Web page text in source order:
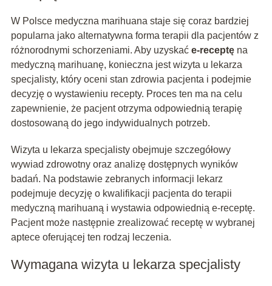
W Polsce medyczna marihuana staje się coraz bardziej
popularna jako alternatywna forma terapii dla pacjentów z
różnorodnymi schorzeniami. Aby uzyskać e-receptęna
medyczną marihuanę, konieczna jest wizyta u lekarza
specjalisty, który oceni stan zdrowia pacjenta i podejmie
decyzję o wystawieniu recepty. Proces ten ma na celu
zapewnienie, że pacjent otrzyma odpowiednią terapię
dostosowaną do jego indywidualnych potrzeb.
Wizyta u lekarza specjalisty obejmuje szczegółowy
wywiad zdrowotny oraz analizę dostępnych wyników
badań. Na podstawie zebranych informacji lekarz
podejmuje decyzję o kwalifikacji pacjenta do terapii
medyczną marihuaną i wystawia odpowiednią e-receptę.
Pacjent może następnie zrealizować receptę w wybranej
aptece oferującej ten rodzaj leczenia.
Wymagana wizyta u lekarza specjalisty